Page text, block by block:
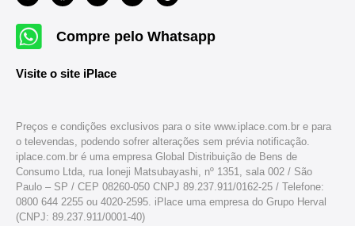
Compre pelo Whatsapp
Visite o site iPlace
Preços e condições exclusivos para o site www.iplace.com.br e para
o televendas, podendo sofrer alterações sem prévia notificação.
iplace.com.br é uma empresa Global Distribuição de Bens de
Consumo Ltda, rua Ioneji Matsubayashi, nº 1351, sala 002 / São
Paulo – SP / CEP 08260-050 CNPJ 89.237.911/0162-25 / Telefone:
0800 644 2255 ou 4020-2595. iPlace uma empresa do Grupo Herval
(CNPJ: 89.237.911/0001-40)